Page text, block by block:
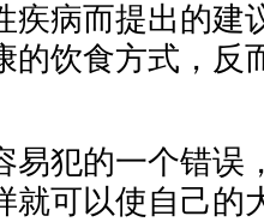
疾病而提出的建
的饮食方式，反
易犯的一个错误
就可以使自己的